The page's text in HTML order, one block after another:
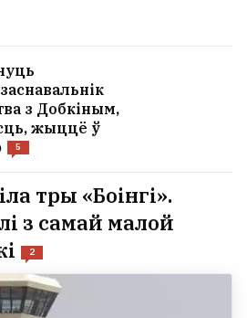
з Добкіным,
жыццё ў
5
тры «Боінгі».
з самай малой
2